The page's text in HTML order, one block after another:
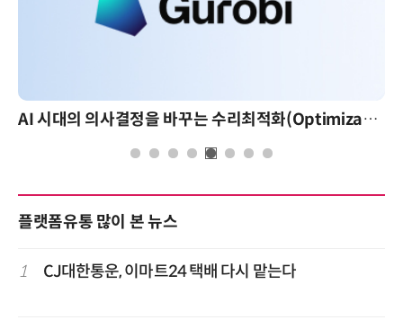
AI 시대의 의사결정을 바꾸는 수리최적화(Optimization): 실제 산업 적용 사례와 활용 전략
플랫폼유통 많이 본 뉴스
1 CJ대한통운, 이마트24 택배 다시 맡는다